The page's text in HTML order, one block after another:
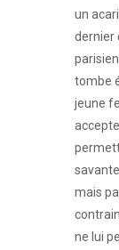
un
dernier
tombe
jeune
mais
ne lui